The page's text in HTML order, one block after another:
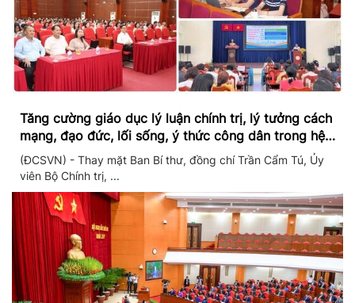
Tăng cường giáo dục lý luận chính trị, lý tưởng cách
mạng, đạo đức, lối sống, ý thức công dân trong hệ
thống giáo dục quốc dân
(ĐCSVN) - Thay mặt Ban Bí thư, đồng chí Trần Cẩm Tú, Ủy
viên Bộ Chính trị, ...